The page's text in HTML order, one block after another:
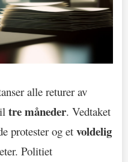
alle returer av
tre måneder. Vedtaket
protester og et voldelig
Politiet